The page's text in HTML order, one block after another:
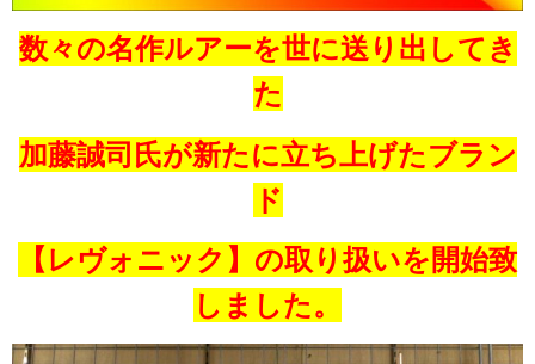
数々の名作ルアーを世に送り出してき
た
加藤誠司氏が新たに立ち上げたブラン
ド
【レヴォニック】の取り扱いを開始致
しました。